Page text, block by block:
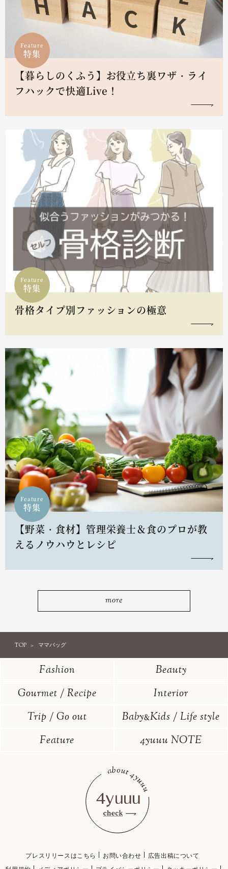
Feature
特集
【暮らしのくふう】お役立ち裏ワザ・ライ
フハックで快適Live！
Feature
特集
骨格タイプ別ファッションの極意
Feature
特集
【野菜・食材】管理栄養士＆食のプロが教
えるノウハウとレシピ
more
TOP ママバッグ
Fashion
Beauty
Gourmet / Recipe
Interior
Trip / Go out
Baby&Kids / Life style
Feature
4yuuu NOTE
プレスリリースはこちら お問い合わせ
広告出稿について